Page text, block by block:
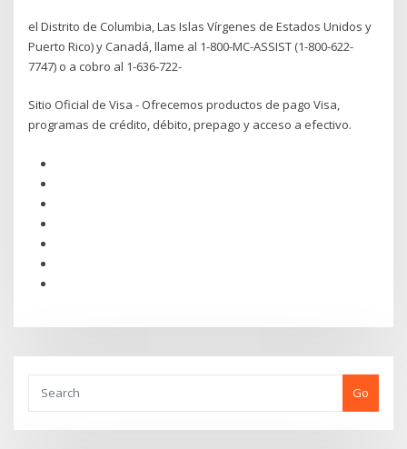
el Distrito de Columbia, Las Islas Vírgenes de Estados Unidos y
Puerto Rico) y Canadá, llame al 1-800-MC-ASSIST (1-800-622-
7747) o a cobro al 1-636-722-
Sitio Oficial de Visa - Ofrecemos productos de pago Visa,
programas de crédito, débito, prepago y acceso a efectivo.
Go